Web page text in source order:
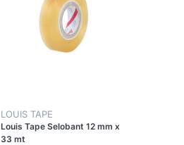
LOUIS TAPE
Louis Tape Selobant 12 mm x
33 mt